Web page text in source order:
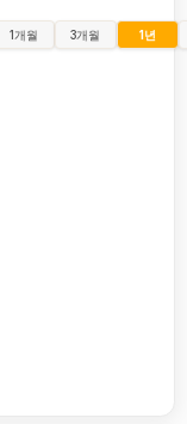
1개월 3개월 1년